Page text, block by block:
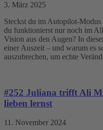
3. März 2025
Steckst du im Autopilot-Modus
du funktionierst nur noch im
Vision aus den Augen? In
einer Auszeit – und warum es
auszubrechen, um echte
#252 Juliana trifft Ali
lieben lernst
11. November 2024